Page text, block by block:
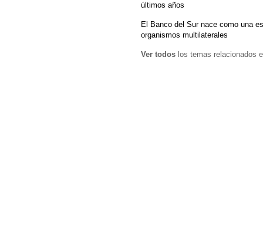
últimos años
El Banco del Sur nace como una
organismos multilaterales
Ver todos los temas relacionados